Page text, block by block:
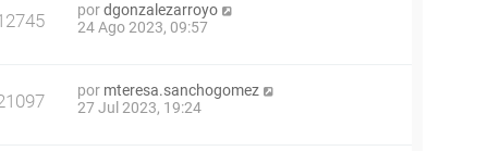
pordgonzalezarroyo
24 Ago 2023, 09:57
por mteresa.sanchogomez
27 Jul 2023, 19:24